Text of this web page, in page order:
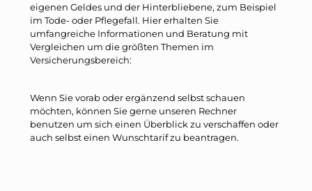
eigenen Geldes und der Hinterbliebene, zum Beispiel
im Tode- oder Pflegefall. Hier erhalten Sie
umfangreiche Informationen und Beratung mit
Vergleichen um die größten Themen im
Versicherungsbereich:
Wenn Sie vorab oder ergänzend selbst schauen
möchten, können Sie gerne unseren Rechner
benutzen um sich einen Überblick zu verschaffen oder
auch selbst einen Wunschtarif zu beantragen.